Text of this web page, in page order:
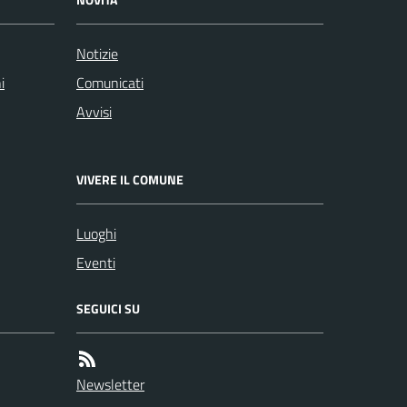
Notizie
Comunicati
Avvisi
VIVERE IL COMUNE
Luoghi
Eventi
SEGUICI SU
Newsletter